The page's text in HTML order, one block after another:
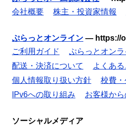
会社概要
株主・投資家情報
ぷらっとオンライン — https://
ご利用ガイド
ぷらっとオン
配送・決済について
よくあ
個人情報取り扱い方針
校費
IPv6への取り組み
お客様か
ソーシャルメディア